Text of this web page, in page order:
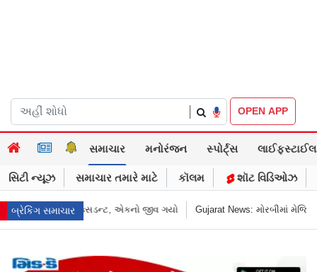
OPEN APP
સમાચાર મનોરંજન સ્પોર્ટ્સ લાઈફસ્ટાઈલ
સિટી ન્યૂઝ સમાચાર તમારે માટે કૉલમ શૉટ વિડિઓઝ
બ્રેકિંગ સમાચાર
News: મોરબીમાં મેજિક! કૂવાનું પાણી દરિયાનાં મોજાંની જેમ ઊછળવા લાગ્યું, શું